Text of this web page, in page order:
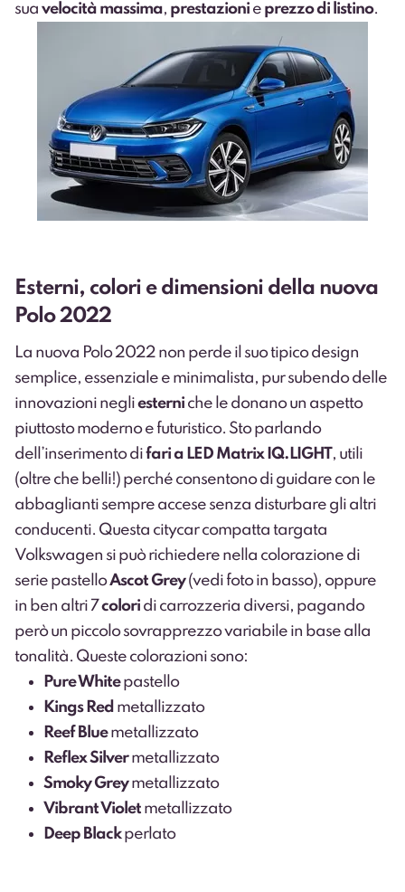
sua velocità massima, prestazioni e prezzo di listino.
Esterni, colori e dimensioni della nuova
Polo 2022
La nuova Polo 2022 non perde il suo tipico design
semplice, essenziale e minimalista, pur subendo delle
innovazioni negliesterni che le donano un aspetto
piuttosto moderno e futuristico. Sto parlando
dell’inserimento difari a LED Matrix IQ.LIGHT, utili
(oltre che belli!) perché consentono di guidare con le
abbaglianti sempre accese senza disturbare gli altri
conducenti. Questa citycar compatta targata
Volkswagen si può richiedere nella colorazione di
serie pastelloAscot Grey(vedi foto in basso), oppure
in ben altri 7colori di carrozzeria diversi, pagando
però un piccolo sovrapprezzo variabile in base alla
tonalità. Queste colorazioni sono:
Pure Whitepastello
Kings Red metallizzato
Reef Bluemetallizzato
Reflex Silvermetallizzato
Smoky Greymetallizzato
Vibrant Violet metallizzato
Deep Blackperlato